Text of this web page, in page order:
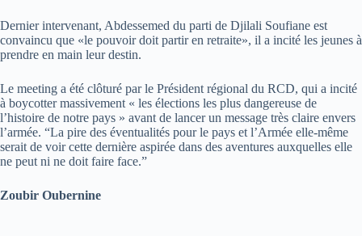
Dernier intervenant, Abdessemed du parti de Djilali Soufiane est
convaincu que «le pouvoir doit partir en retraite», il a incité les jeunes à
prendre en main leur destin.
Le meeting a été clôturé par le Président régional du RCD, qui a incité
à boycotter massivement « les élections les plus dangereuse de
l’histoire de notre pays » avant de lancer un message très claire envers
l’armée. “La pire des éventualités pour le pays et l’Armée elle-même
serait de voir cette dernière aspirée dans des aventures auxquelles elle
ne peut ni ne doit faire face.”
Zoubir Oubernine